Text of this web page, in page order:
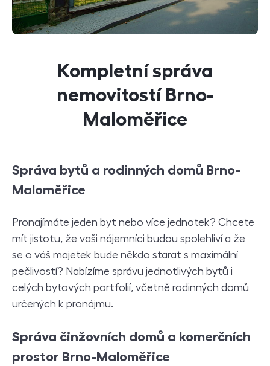
Kompletní správa
nemovitostí Brno-
Maloměřice
Správa bytů a rodinných domů Brno-
Maloměřice
Pronajímáte jeden byt nebo více jednotek? Chcete
mít jistotu, že vaši nájemníci budou spolehliví a že
se o váš majetek bude někdo starat s maximální
pečlivostí? Nabízíme správu jednotlivých bytů i
celých bytových portfolií, včetně rodinných domů
určených k pronájmu.
Správa činžovních domů a komerčních
prostor Brno-Maloměřice